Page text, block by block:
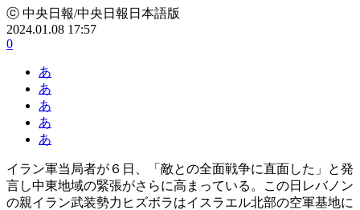
ⓒ 中央日報/中央日報日本語版
2024.01.08 17:57
0
あ
あ
あ
あ
あ
イラン軍当局者が６日、「敵との全面戦争に直面した」と発
言し中東地域の緊張がさらに高まっている。この日レバノン
の親イラン武装勢力ヒズボラはイスラエル北部の空軍基地に